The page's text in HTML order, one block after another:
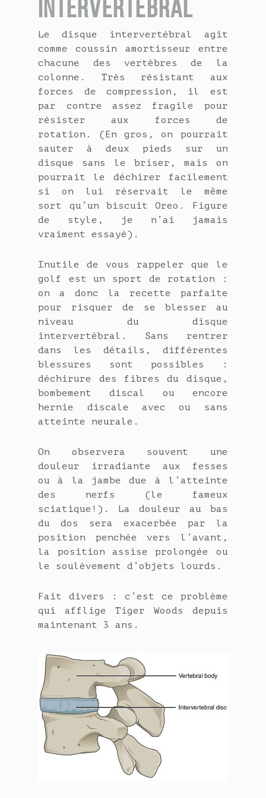
INTERVERTÉBRAL
Le disque intervertébral agit
comme coussin amortisseur entre
chacune des vertèbres de la
colonne. Très résistant aux
forces de compression, il est
par contre assez fragile pour
résister aux forces de
rotation. (En gros, on pourrait
sauter à deux pieds sur un
disque sans le briser, mais on
pourrait le déchirer facilement
si on lui réservait le même
sort qu’un biscuit Oreo. Figure
de style, je n’ai jamais
vraiment essayé).
Inutile de vous rappeler que le
golf est un sport de rotation :
on a donc la recette parfaite
pour risquer de se blesser au
niveau du disque
intervertébral. Sans rentrer
dans les détails, différentes
blessures sont possibles :
déchirure des fibres du disque,
bombement discal ou encore
hernie discale avec ou sans
atteinte neurale.
On observera souvent une
douleur irradiante aux fesses
ou à la jambe due à l’atteinte
des nerfs (le fameux
sciatique!). La douleur au bas
du dos sera exacerbée par la
position penchée vers l’avant,
la position assise prolongée ou
le soulèvement d’objets lourds.
Fait divers : c’est ce problème
qui afflige Tiger Woods depuis
maintenant 3 ans.